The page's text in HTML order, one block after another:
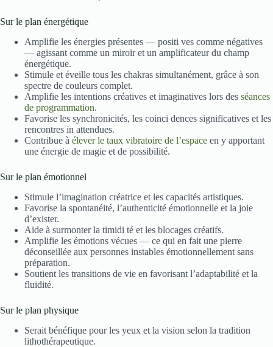
Sur le plan énergétique
Amplifie les énergies présentes — positi ves comme négatives
— agissant comme un miroir et un amplificateur du champ
énergétique.
Stimule et éveille tous les chakras simultanément, grâce à son
spectre de couleurs complet.
Amplifie les intentions créatives et imaginatives lors des séances
de programmation.
Favorise les synchronicités, les coinci dences significatives et les
rencontres in attendues.
Contribue à élever le taux vibratoire de l’espace en y apportant
une énergie de magie et de possibilité.
Sur le plan émotionnel
Stimule l’imagination créatrice et les capacités artistiques.
Favorise la spontanéité, l’authenticité émotionnelle et la joie
d’exister.
Aide à surmonter la timidi té et les blocages créatifs.
Amplifie les émotions vécues — ce qui en fait une pierre
déconseillée aux personnes instables émotionnellement sans
préparation.
Soutient les transitions de vie en favorisant l’adaptabilité et la
fluidité.
Sur le plan physique
Serait bénéfique pour les yeux et la vision selon la tradition
lithothérapeutique.